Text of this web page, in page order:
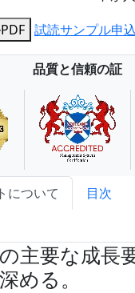
試読サンプル申込
品質と信頼の証
について 目次
主要な成長
める。